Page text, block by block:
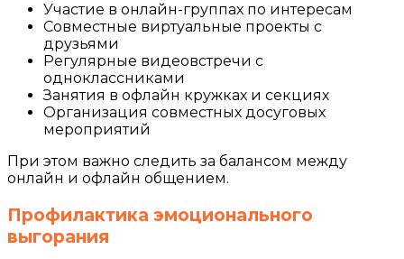
Участие в онлайн-группах по интересам
Совместные виртуальные проекты с
друзьями
Регулярные видеовстречи с
одноклассниками
Занятия в офлайн кружках и секциях
Организация совместных досуговых
мероприятий
При этом важно следить за балансом между
онлайн и офлайн общением.
Профилактика эмоционального
выгорания